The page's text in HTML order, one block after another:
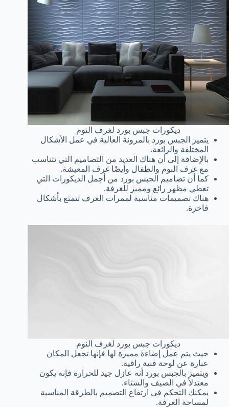
ديكورات جبس بورد لغرف النوم
يتميز الجبس بورد بالمرونة العالية في عمل الأشكال
المختلفة والرائعة.
بالإضافة إلى أن هناك العديد من التصاميم التي تتناسب
مع غرف النوم والطفال وأيضًا غرف المعيشة.
كما أن تصاميم الجبس بورد من أجمل الديكورات التي
تعطي مظهر رائع ومميز للغرفة.
هناك تصميمات مناسبة لممرات الغرف تتمتع بأشكال
فاخرة.
ديكورات جبس بورد لغرف النوم
حيث يتم عمل إضاءة مميزة لها فإنها تجعل المكان
عبارة عن لوحة فنية راقية.
ويتميز بالجبس بورد أنه عازل جيد للحرارة فإنه يكون
معتدلاً في الصيف والشتاء.
يمكنك التحكم في ارتفاع التصميم بالطرقة المناسبة
لمساحة الغرفة.